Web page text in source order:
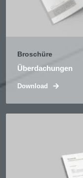
Broschüre
Überdachungen
Download